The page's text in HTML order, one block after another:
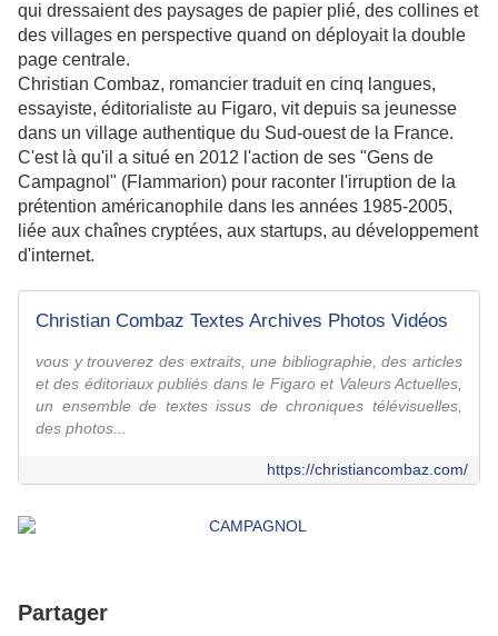
qui dressaient des paysages de papier plié, des collines et
des villages en perspective quand on déployait la double
page centrale.
Christian Combaz, romancier traduit en cinq langues,
essayiste, éditorialiste au Figaro, vit depuis sa jeunesse
dans un village authentique du Sud-ouest de la France.
C'est là qu'il a situé en 2012 l'action de ses "Gens de
Campagnol" (Flammarion) pour raconter l'irruption de la
prétention américanophile dans les années 1985-2005,
liée aux chaînes cryptées, aux startups, au développement
d'internet.
Christian Combaz Textes Archives Photos Vidéos
vous y trouverez des extraits, une bibliographie, des articles
et des éditoriaux publiés dans le Figaro et Valeurs Actuelles,
un ensemble de textes issus de chroniques télévisuelles,
des photos...
https://christiancombaz.com/
Partager